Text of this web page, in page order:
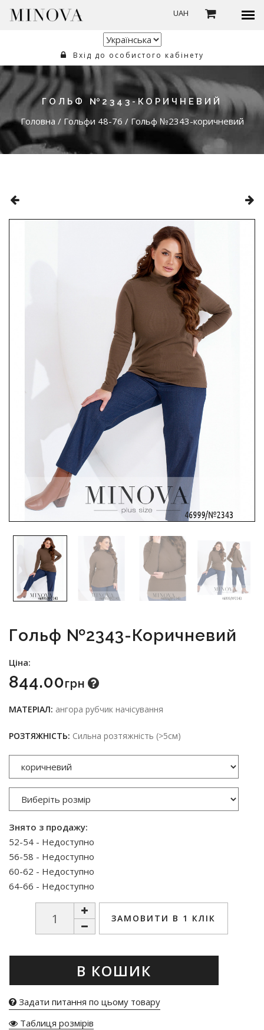
UAH
Вхід до особистого кабінету
ГОЛЬФ №2343-КОРИЧНЕВИЙ
Головна / Гольфи 48-76 / Гольф №2343-коричневий
Гольф №2343-Коричневий
Ціна:
844.00Грн
МАТЕРІАЛ: ангора рубчик начісування
РОЗТЯЖНІСТЬ: Сильна розтяжність (>5см)
Знято з продажу:
52-54 - Недоступно
56-58 - Недоступно
60-62 - Недоступно
64-66 - Недоступно
ЗАМОВИТИ В 1 КЛІК
В КОШИК
Задати питання по цьому товару
Таблиця розмірів